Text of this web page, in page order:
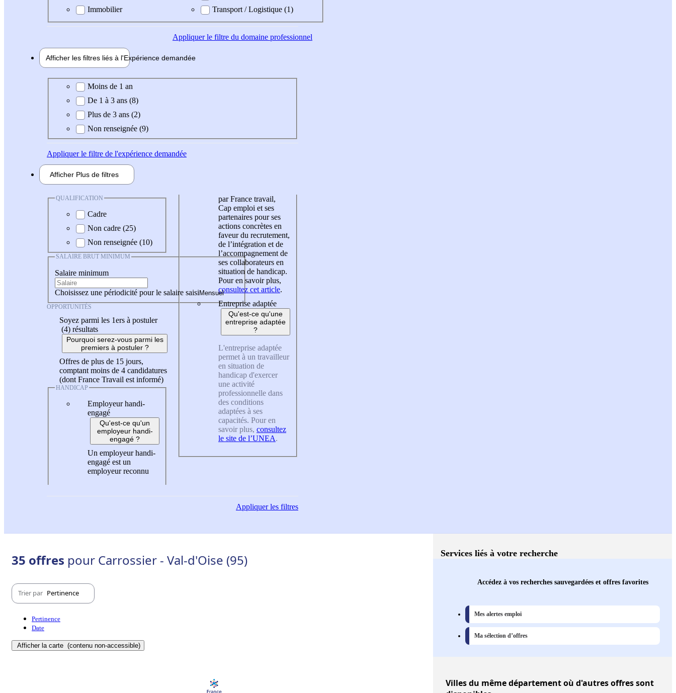
Immobilier
Transport / Logistique (1)
Appliquerle filtre du domaine professionnel
Afficher les filtres liés à l'Expérience demandée
Expérience demandée
Moins de 1 an
De 1 à 3 ans (8)
Plus de 3 ans (2)
Non renseignée (9)
Appliquerle filtre de l'expérience demandée
Afficher Plus de filtres
QUALIFICATION
Cadre
Non cadre (25)
Non renseignée (10)
SALAIRE BRUT MINIMUM
Salaire minimum
Choisissez une périodicité pour le salaire saisi
OPPORTUNITÉS
Soyez parmi les 1ers à postuler
(4) résultats
Pourquoi serez-vous parmi les
premiers à postuler ?
Offres de plus de 15 jours,
comptant moins de 4 candidatures
(dont France Travail est informé)
HANDICAP
Employeur handi-
engagé
Qu'est-ce qu'un
employeur handi-
engagé ?
Un employeur handi-
engagé est un
employeur reconnu
par France travail,
Cap emploi et ses
partenaires pour ses
actions concrètes en
faveur du recrutement,
de l’intégration et de
l’accompagnement de
ses collaborateurs en
situation de handicap.
Pour en savoir plus,
consultez cet article.
Entreprise adaptée
Qu'est-ce qu'une
entreprise adaptée
?
L'entreprise adaptée
permet à un travailleur
en situation de
handicap d'exercer
une activité
professionnelle dans
des conditions
adaptées à ses
capacités. Pour en
savoir plus, consultez
le site de l’UNEA.
Appliquerles filtres
35 offres pour Carrossier - Val-d'Oise (95)
Trier par Pertinence
Pertinence
Date
Afficher la carte (contenu non-accessible)
Services liés à votre recherche
Accédez à vos recherches sauvegardées et offres favorites
Mes alertes emploi
Ma sélection d’offres
Villesdu même département où d'autres offres sont